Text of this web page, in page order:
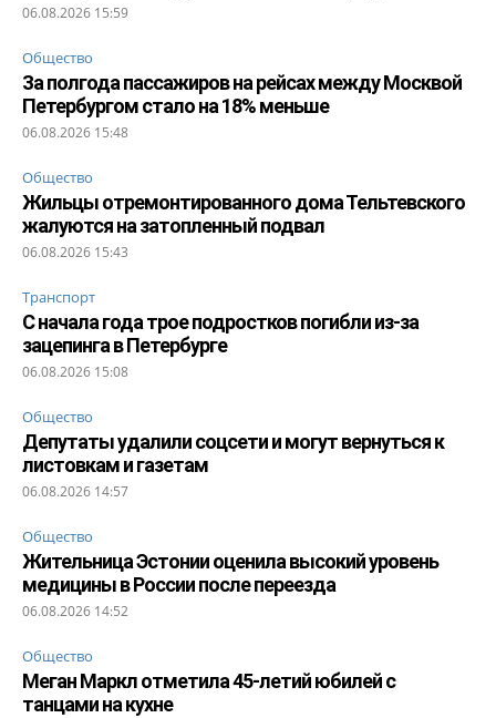
06.08.2026 15:59
Общество
За полгода пассажиров на рейсах между Москвой
Петербургом стало на 18% меньше
06.08.2026 15:48
Общество
Жильцы отремонтированного дома Тельтевского
жалуются на затопленный подвал
06.08.2026 15:43
Транспорт
С начала года трое подростков погибли из-за
зацепинга в Петербурге
06.08.2026 15:08
Общество
Депутаты удалили соцсети и могут вернуться к
листовкам и газетам
06.08.2026 14:57
Общество
Жительница Эстонии оценила высокий уровень
медицины в России после переезда
06.08.2026 14:52
Общество
Меган Маркл отметила 45-летий юбилей с
танцами на кухне